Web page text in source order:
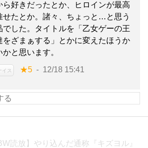
ら好きだったとか、ヒロインが最高
せたとか。諸々、ちょっと…と思う
でした。タイトルを「乙女ゲーの王
をざまぁする」とかに変えたほうか
かと思います。
イス ★5 12/18 15:41
読放】やり込んだ通称『キズヨル』